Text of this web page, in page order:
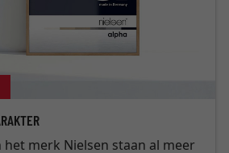
merk Nielsen staan al meer